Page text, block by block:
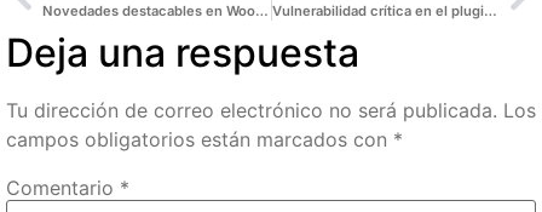
Novedades destacables en WooCommerce 9.6 Vulnerabilidad crítica en el plugin CleanTalk
Deja una respuesta
Tu dirección de correo electrónico no será publicada. Los
campos obligatorios están marcados con *
Comentario *